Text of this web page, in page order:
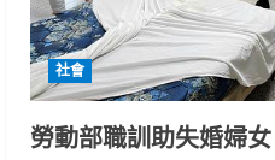
康
宣
導
動
社會
勞動部職訓助失婚婦